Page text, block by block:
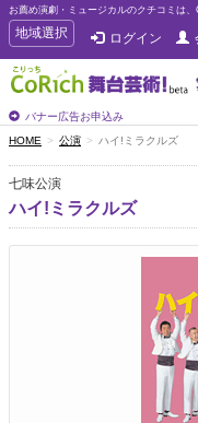
お薦め演劇・ミュージカルのクチコミは、
T
o
g
g
e
n
a
v
地域選択 ログイン
バナー広告お申込み
HOME 公演 ハイ!ミラクルズ
七味公演
ハイ!ミラクルズ